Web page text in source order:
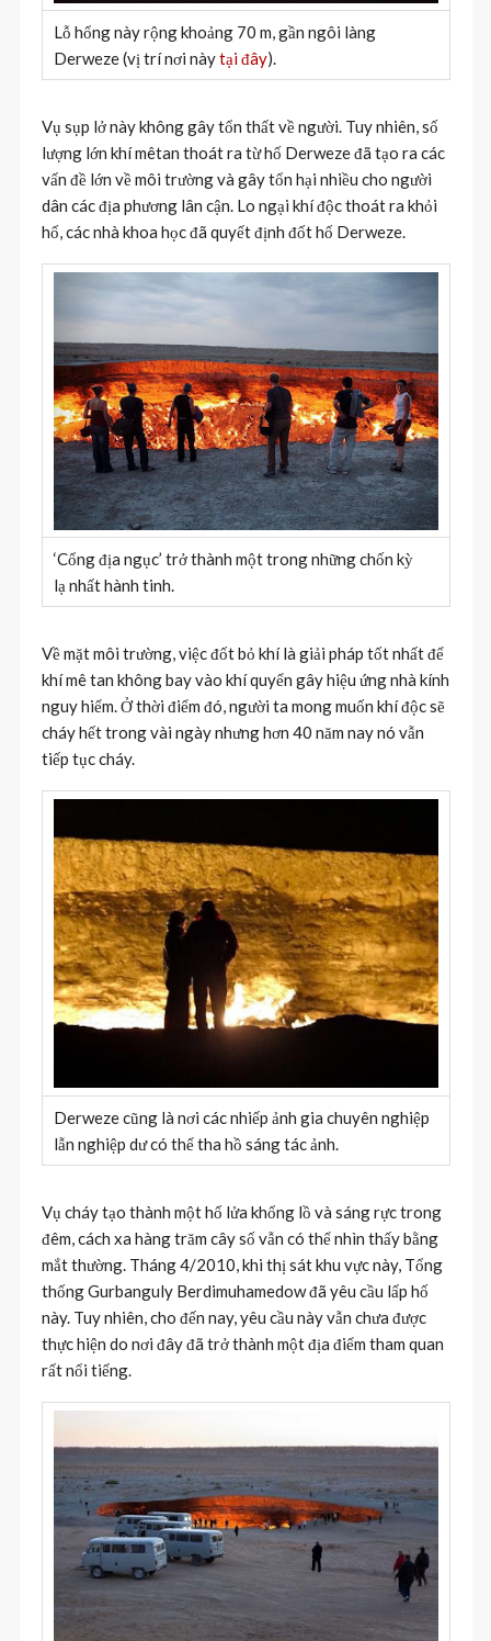
Lỗ hổng này rộng khoảng 70 m, gần ngôi làng
Derweze (vị trí nơi nàytại đây).
Vụ sụp lở này không gây tổn thất về người. Tuy nhiên, số
lượng lớn khí mêtan thoát ra từ hố Derweze đã tạo ra các
vấn đề lớn về môi trường và gây tổn hại nhiều cho người
dân các địa phương lân cận. Lo ngại khí độc thoát ra khỏi
hố, các nhà khoa học đã quyết định đốt hố Derweze.
‘Cổng địa ngục’ trở thành một trong những chốn kỳ
lạ nhất hành tinh.
Về mặt môi trường, việc đốt bỏ khí là giải pháp tốt nhất để
khí mê tan không bay vào khí quyển gây hiệu ứng nhà kính
nguy hiểm. Ở thời điểm đó, người ta mong muốn khí độc sẽ
cháy hết trong vài ngày nhưng hơn 40 năm nay nó vẫn
tiếp tục cháy.
Derweze cũng là nơi các nhiếp ảnh gia chuyên nghiệp
lẫn nghiệp dư có thể tha hồ sáng tác ảnh.
Vụ cháy tạo thành một hố lửa khổng lồ và sáng rực trong
đêm, cách xa hàng trăm cây số vẫn có thể nhìn thấy bằng
mắt thường. Tháng 4/2010, khi thị sát khu vực này, Tổng
thống Gurbanguly Berdimuhamedow đã yêu cầu lấp hố
này. Tuy nhiên, cho đến nay, yêu cầu này vẫn chưa được
thực hiện do nơi đây đã trở thành một địa điểm tham quan
rất nổi tiếng.